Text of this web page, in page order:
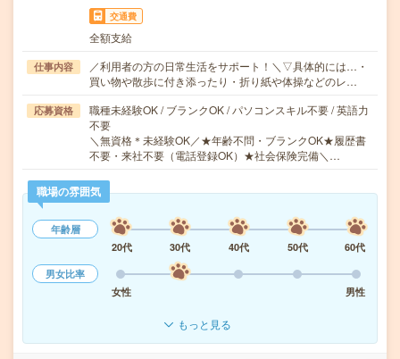
交通費
全額支給
仕事内容
／利用者の方の日常生活をサポート！＼▽具体的には…・
買い物や散歩に付き添ったり・折り紙や体操などのレ…
応募資格
職種未経験OK / ブランクOK / パソコンスキル不要 / 英語力
不要
＼無資格＊未経験OK／★年齢不問・ブランクOK★履歴書
不要・来社不要（電話登録OK）★社会保険完備＼…
職場の雰囲気
年齢層
20代
30代 40代 50代
60代
男女比率
女性
男性
もっと見る